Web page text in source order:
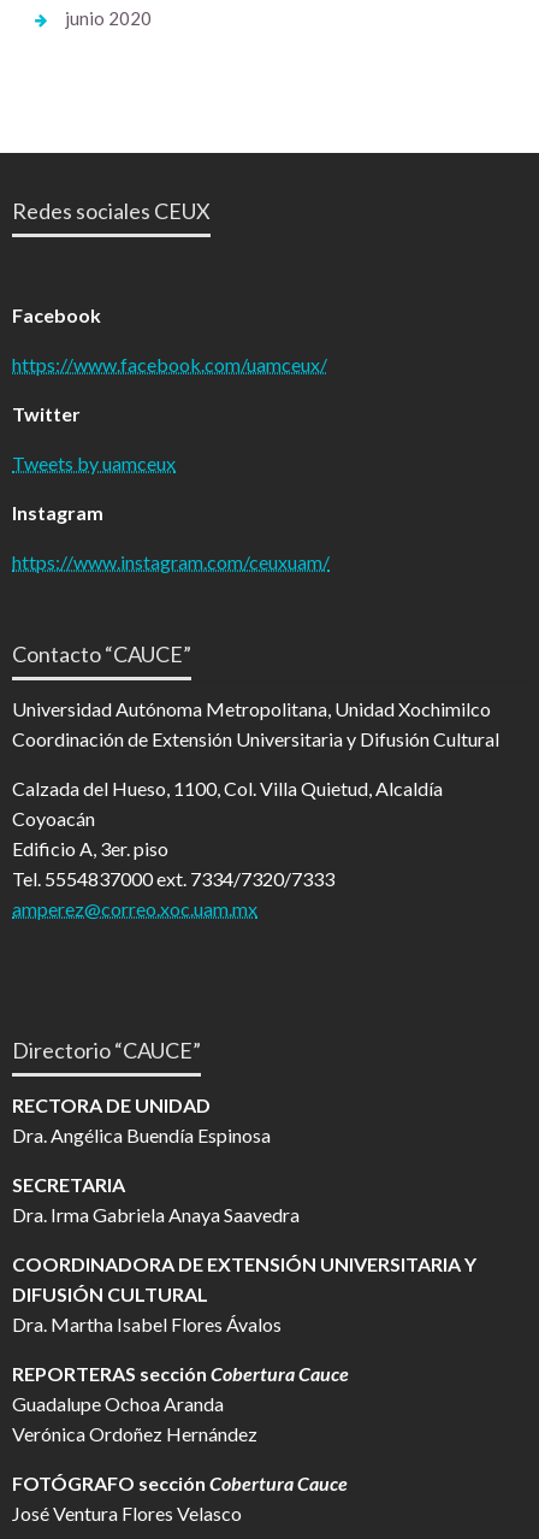
junio 2020
Redes sociales CEUX
Facebook
https://www.facebook.com/uamceux/
Twitter
Tweets by uamceux
Instagram
https://www.instagram.com/ceuxuam/
Contacto “CAUCE”
Universidad Autónoma Metropolitana, Unidad Xochimilco
Coordinación de Extensión Universitaria y Difusión Cultural
Calzada del Hueso, 1100, Col. Villa Quietud, Alcaldía
Coyoacán
Edificio A, 3er. piso
Tel. 5554837000 ext. 7334/7320/7333
amperez@correo.xoc.uam.mx
Directorio “CAUCE”
RECTORA DE UNIDAD
Dra. Angélica Buendía Espinosa
SECRETARIA
Dra. Irma Gabriela Anaya Saavedra
COORDINADORA DE EXTENSIÓN UNIVERSITARIA Y
DIFUSIÓN CULTURAL
Dra. Martha Isabel Flores Ávalos
REPORTERAS sección Cobertura Cauce
Guadalupe Ochoa Aranda
Verónica Ordoñez Hernández
FOTÓGRAFO sección Cobertura Cauce
José Ventura Flores Velasco